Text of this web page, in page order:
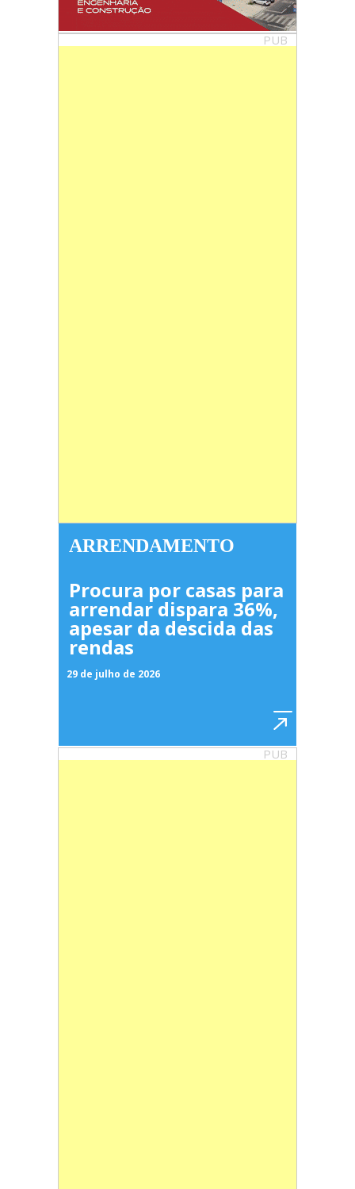
PUB
ARRENDAMENTO
Procura por casas para
arrendar dispara 36%,
apesar da descida das
rendas
29 de julho de 2026
PUB